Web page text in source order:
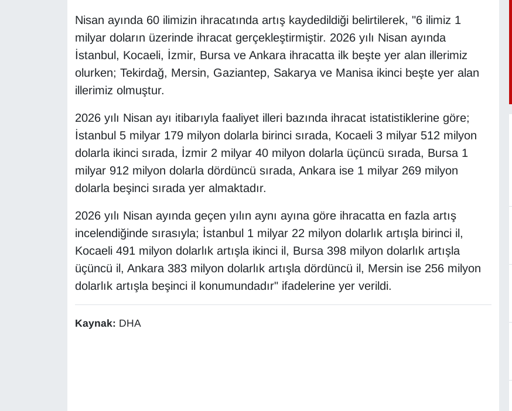
Nisan ayında 60 ilimizin ihracatında artış kaydedildiği belirtilerek, "6 ilimiz 1
milyar doların üzerinde ihracat gerçekleştirmiştir. 2026 yılı Nisan ayında
İstanbul, Kocaeli, İzmir, Bursa ve Ankara ihracatta ilk beşte yer alan illerimiz
olurken; Tekirdağ, Mersin, Gaziantep, Sakarya ve Manisa ikinci beşte yer alan
illerimiz olmuştur.
2026 yılı Nisan ayı itibarıyla faaliyet illeri bazında ihracat istatistiklerine göre;
İstanbul 5 milyar 179 milyon dolarla birinci sırada, Kocaeli 3 milyar 512 milyon
dolarla ikinci sırada, İzmir 2 milyar 40 milyon dolarla üçüncü sırada, Bursa 1
milyar 912 milyon dolarla dördüncü sırada, Ankara ise 1 milyar 269 milyon
dolarla beşinci sırada yer almaktadır.
2026 yılı Nisan ayında geçen yılın aynı ayına göre ihracatta en fazla artış
incelendiğinde sırasıyla; İstanbul 1 milyar 22 milyon dolarlık artışla birinci il,
Kocaeli 491 milyon dolarlık artışla ikinci il, Bursa 398 milyon dolarlık artışla
üçüncü il, Ankara 383 milyon dolarlık artışla dördüncü il, Mersin ise 256 milyon
dolarlık artışla beşinci il konumundadır" ifadelerine yer verildi.
Kaynak: DHA
Kim Kimdir?
Kültür & Sanat
ONE EKONOMİ
POLİTİKA
Resmi İlanlar
RÖPORTAJ